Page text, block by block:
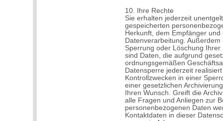
10. Ihre Rechte
Sie erhalten jederzeit
gespeicherten
Herkunft, dem Empfänger
Datenverarbeitung.
Sperrung oder Löschung
sind Daten, die aufgrund
ordnungsgemäßen
Datensperre jederzeit
Kontrollzwecken in einer
einer gesetzlichen
Ihren Wunsch. Greift die
alle Fragen und Anliegen zur
personenbezogenen Daten
Kontaktdaten in dieser